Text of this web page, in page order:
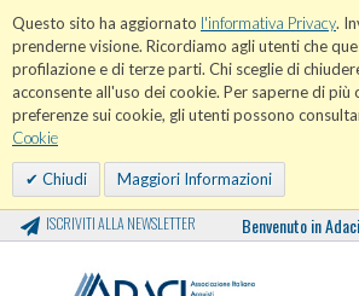
Questo sito ha aggiornato l'informativa Privacy.
prenderne visione. Ricordiamo agli utenti che
profilazione e di terze parti. Chi sceglie di
acconsente all'uso dei cookie. Per saperne di più
preferenze sui cookie, gli utenti possono
Cookie
Chiudi Maggiori Informazioni
ISCRIVITI ALLA NEWSLETTER Benvenuto in Adaci